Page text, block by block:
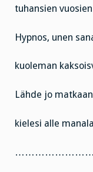
tuhansien
Hypnos, unen
kuoleman
Lähde jo
kielesi alle